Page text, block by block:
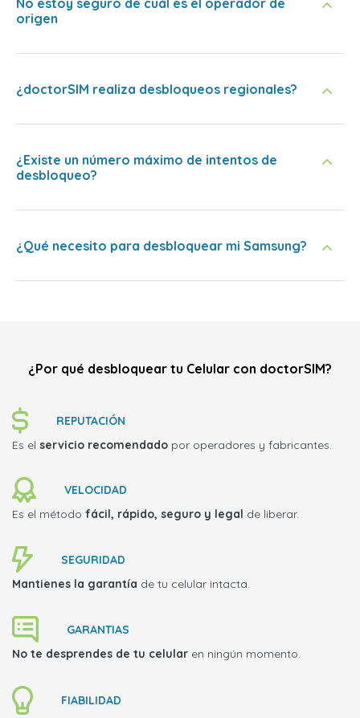
No estoy seguro de cuál es el operador de
origen
¿doctorSIM realiza desbloqueos regionales?
¿Existe un número máximo de intentos de
desbloqueo?
¿Qué necesito para desbloquear mi Samsung?
¿Por qué desbloquear tu Celular con doctorSIM?
REPUTACIÓN
Es el servicio recomendado por operadores y fabricantes.
VELOCIDAD
Es el método fácil, rápido, seguro y legal de liberar.
SEGURIDAD
Mantienes la garantía de tu celular intacta.
GARANTIAS
No te desprendes de tu celular en ningún momento.
FIABILIDAD